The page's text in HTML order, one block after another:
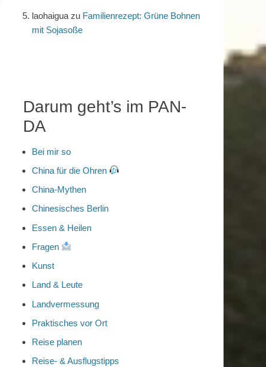
laohaigua zu Familienrezept: Grüne Bohnen
mit Sojasoße
Darum geht’s im PAN-
DA
Bei mir so
China für die Ohren
China-Mythen
Chinesisches Berlin
Essen & Heilen
Fragen
Kunst
Land & Leute
Landvermessung
Praktisches vor Ort
Reise planen
Reise- & Ausflugstipps